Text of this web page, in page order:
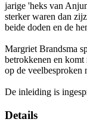
jarige 'heks van
sterker waren dan
beide doden en de
Margriet Brandsma
betrokkenen en
op de veelbesproken
De inleiding is
Details